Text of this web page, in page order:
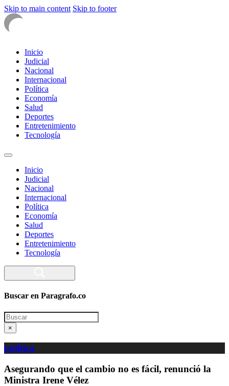
Skip to main content Skip to footer
Inicio
Judicial
Nacional
Internacional
Política
Economía
Salud
Deportes
Entretenimiento
Tecnología
Inicio
Judicial
Nacional
Internacional
Política
Economía
Salud
Deportes
Entretenimiento
Tecnología
Buscar en Paragrafo.co
Search
×
política
Asegurando que el cambio no es fácil, renunció la
Ministra Irene Vélez